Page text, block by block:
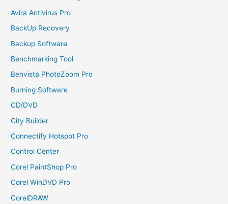
Avira Antivirus Pro
BackUp Recovery
Backup Software
Benchmarking Tool
Benvista PhotoZoom Pro
Burning Software
CD/DVD
City Builder
Connectify Hotspot Pro
Control Center
Corel PaintShop Pro
Corel WinDVD Pro
CorelDRAW